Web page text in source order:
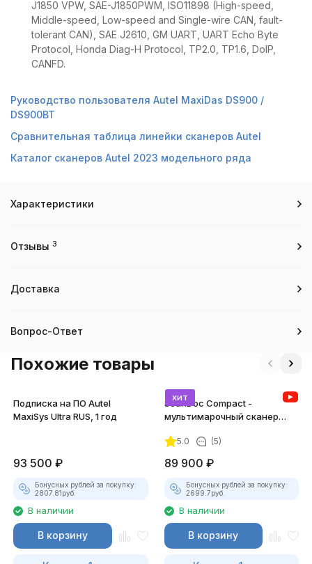
J1850 VPW, SAE-J1850PWM, ISO11898 (High-speed,
Middle-speed, Low-speed and Single-wire CAN, fault-
tolerant CAN), SAE J2610, GM UART, UART Echo Byte
Protocol, Honda Diag-H Protocol, TP2.0, TP1.6, DoIP,
CANFD.
Руководство пользователя Autel MaxiDas DS900 /
DS900BT
Сравнительная таблица линейки сканеров Autel
Каталог сканеров Autel 2023 модельного ряда
Характеристики
Отзывы 3
Доставка
Вопрос-Ответ
Похожие товары
Подписка на ПО Autel
MaxiSys Ultra RUS, 1 год
93 500 ₽
Бонусных рублей за покупку:
2807.81 руб.
В наличии
В корзину
хит
ScanDoc Compact -
мультимарочный сканер
5.0 (5)
89 900 ₽
Бонусных рублей за покупку:
2699.7руб.
В наличии
В корзину